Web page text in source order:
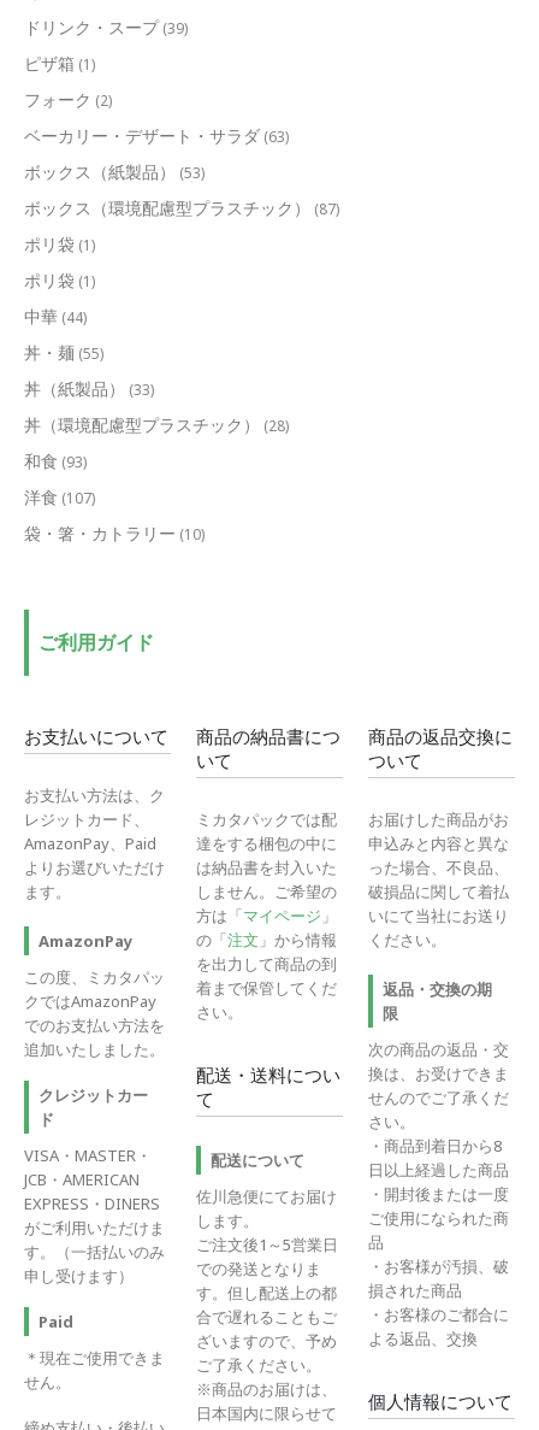
ドリンク・スープ (39)
ピザ箱 (1)
フォーク (2)
ベーカリー・デザート・サラダ (63)
ボックス（紙製品） (53)
ボックス（環境配慮型プラスチック） (87)
ポリ袋 (1)
ポリ袋 (1)
中華 (44)
丼・麺 (55)
丼（紙製品） (33)
丼（環境配慮型プラスチック） (28)
和食 (93)
洋食 (107)
袋・箸・カトラリー (10)
ご利用ガイド
お支払いについて
お支払い方法は、ク
レジットカード、
AmazonPay、Paid
よりお選びいただけ
ます。
AmazonPay
この度、ミカタパッ
クではAmazonPay
でのお支払い方法を
追加いたしました。
クレジットカー
ド
VISA・MASTER・
JCB・AMERICAN
EXPRESS・DINERS
がご利用いただけま
す。（一括払いのみ
申し受けます）
Paid
＊現在ご使用できま
せん。
商品の納品書につ
いて
ミカタパックでは配
達をする梱包の中に
は納品書を封入いた
しません。ご希望の
方は「マイページ 」
の「注文 」から情報
を出力して商品の到
着まで保管してくだ
さい。
配送・送料につい
て
配送について
佐川急便にてお届け
します。
ご注文後1～5営業日
での発送となりま
す。但し配送上の都
合で遅れることもご
ざいますので、予め
ご了承ください。
※商品のお届けは、
日本国内に限らせて
商品の返品交換に
ついて
お届けした商品がお
申込みと内容と異な
った場合、不良品、
破損品に関して着払
いにて当社にお送り
ください。
返品・交換の期
限
次の商品の返品・交
換は、お受けできま
せんのでご了承くだ
さい。
・商品到着日から8
日以上経過した商品
・開封後または一度
ご使用になられた商
品
・お客様が汚損、破
損された商品
・お客様のご都合に
よる返品、交換
個人情報について